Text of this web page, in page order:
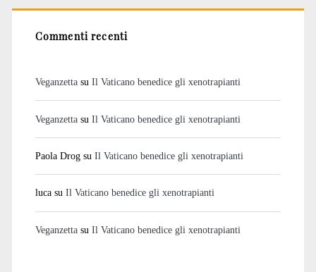
Commenti recenti
Veganzettasu Il Vaticano benedice gli xenotrapianti
Veganzettasu Il Vaticano benedice gli xenotrapianti
Paola Drogsu Il Vaticano benedice gli xenotrapianti
lucasu Il Vaticano benedice gli xenotrapianti
Veganzettasu Il Vaticano benedice gli xenotrapianti